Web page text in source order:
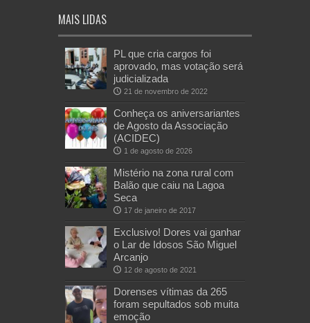
MAIS LIDAS
PL que cria cargos foi
aprovado, mas votação será
judicializada
21 de novembro de 2022
Conheça os aniversariantes
de Agosto da Associação
(ACIDEC)
1 de agosto de 2026
Mistério na zona rural com
Balão que caiu na Lagoa
Seca
17 de janeiro de 2017
Exclusivo! Dores vai ganhar
o Lar de Idosos São Miguel
Arcanjo
12 de agosto de 2021
Dorenses vítimas da 265
foram sepultados sob muita
emoção